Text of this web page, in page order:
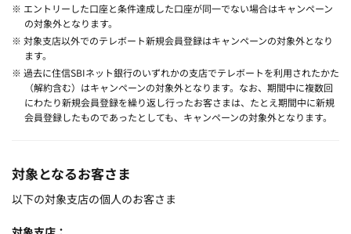
※ エントリーした口座と条件達成した口座が同一でない場合はキャンペーン
の対象外となります。
※ 対象支店以外でのテレボート新規会員登録はキャンペーンの対象外となり
ます。
※ 過去に住信SBIネット銀行のいずれかの支店でテレボートを利用されたかた
（解約含む）はキャンペーンの対象外となります。なお、期間中に複数回
にわたり新規会員登録を繰り返し行ったお客さまは、たとえ期間中に新規
会員登録したものであったとしても、キャンペーンの対象外となります。
対象となるお客さま
以下の対象支店の個人のお客さま